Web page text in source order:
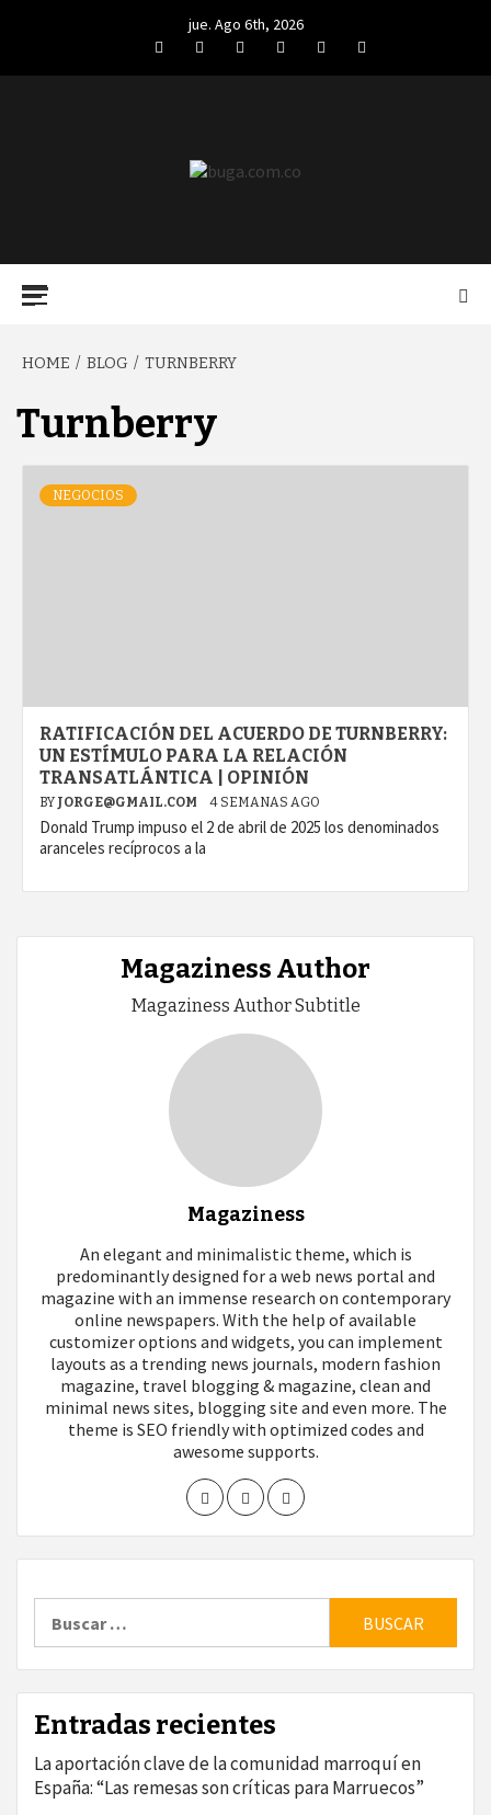
jue. Ago 6th, 2026
FacebookTwitterLinkedIn
VK YouTubeInstagram
HOME BLOG TURNBERRY
Turnberry
NEGOCIOS
RATIFICACIÓN DEL ACUERDO DE TURNBERRY:
UN ESTÍMULO PARA LA RELACIÓN
TRANSATLÁNTICA | OPINIÓN
BY JORGE@GMAIL.COM 4 SEMANAS AGO
Donald Trump impuso el 2 de abril de 2025 los denominados
aranceles recíprocos a la
Magaziness Author
Magaziness Author Subtitle
Magaziness
An elegant and minimalistic theme, which is
predominantly designed for a web news portal and
magazine with an immense research on contemporary
online newspapers. With the help of available
customizer options and widgets, you can implement
layouts as a trending news journals, modern fashion
magazine, travel blogging & magazine, clean and
minimal news sites, blogging site and even more. The
theme is SEO friendly with optimized codes and
awesome supports.
Entradas recientes
La aportación clave de la comunidad marroquí en
España: “Las remesas son críticas para Marruecos”